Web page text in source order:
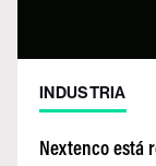
INDUSTRIA
Nextenco está